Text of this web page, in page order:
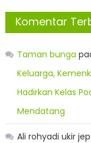
Komentar
Taman bunga
Keluarga,
Hadirkan Kelas
Mendatang
Ali rohyadi ukir